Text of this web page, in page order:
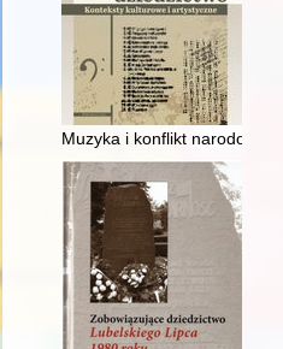
Muzyka i konflikt